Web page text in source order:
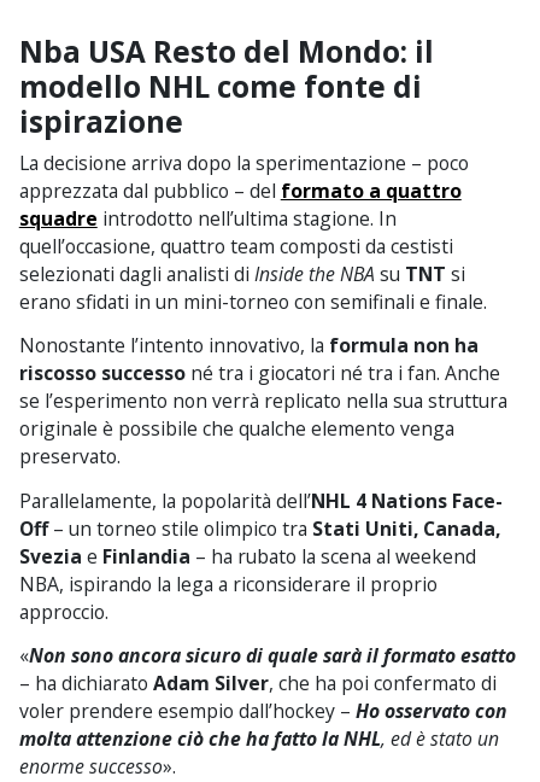
Nba USA Resto del Mondo: il
modello NHL come fonte di
ispirazione
La decisione arriva dopo la sperimentazione – poco
apprezzata dal pubblico – del formato a quattro
squadre introdotto nell’ultima stagione. In
quell’occasione, quattro team composti da cestisti
selezionati dagli analisti di Inside the NBA su TNT si
erano sfidati in un mini-torneo con semifinali e finale.
Nonostante l’intento innovativo, la formula non ha
riscosso successoné tra i giocatori né tra i fan. Anche
se l’esperimento non verrà replicato nella sua struttura
originale è possibile che qualche elemento venga
preservato.
Parallelamente, la popolarità dell’NHL 4 Nations Face-
Off– un torneo stile olimpico tra Stati Uniti, Canada,
Svezia e Finlandia – ha rubato la scena al weekend
NBA, ispirando la lega a riconsiderare il proprio
approccio.
«Non sono ancora sicuro di quale sarà il formato esatto
– ha dichiarato Adam Silver, che ha poi confermato di
voler prendere esempio dall’hockey – Ho osservato con
molta attenzione ciò che ha fatto la NHL, ed è stato un
enorme successo».